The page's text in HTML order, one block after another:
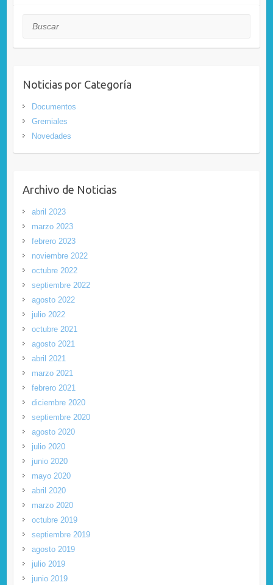
Buscar
Noticias por Categoría
Documentos
Gremiales
Novedades
Archivo de Noticias
abril 2023
marzo 2023
febrero 2023
noviembre 2022
octubre 2022
septiembre 2022
agosto 2022
julio 2022
octubre 2021
agosto 2021
abril 2021
marzo 2021
febrero 2021
diciembre 2020
septiembre 2020
agosto 2020
julio 2020
junio 2020
mayo 2020
abril 2020
marzo 2020
octubre 2019
septiembre 2019
agosto 2019
julio 2019
junio 2019